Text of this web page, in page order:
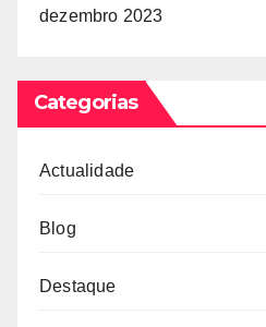
dezembro 2023
Categorias
Actualidade
Blog
Destaque